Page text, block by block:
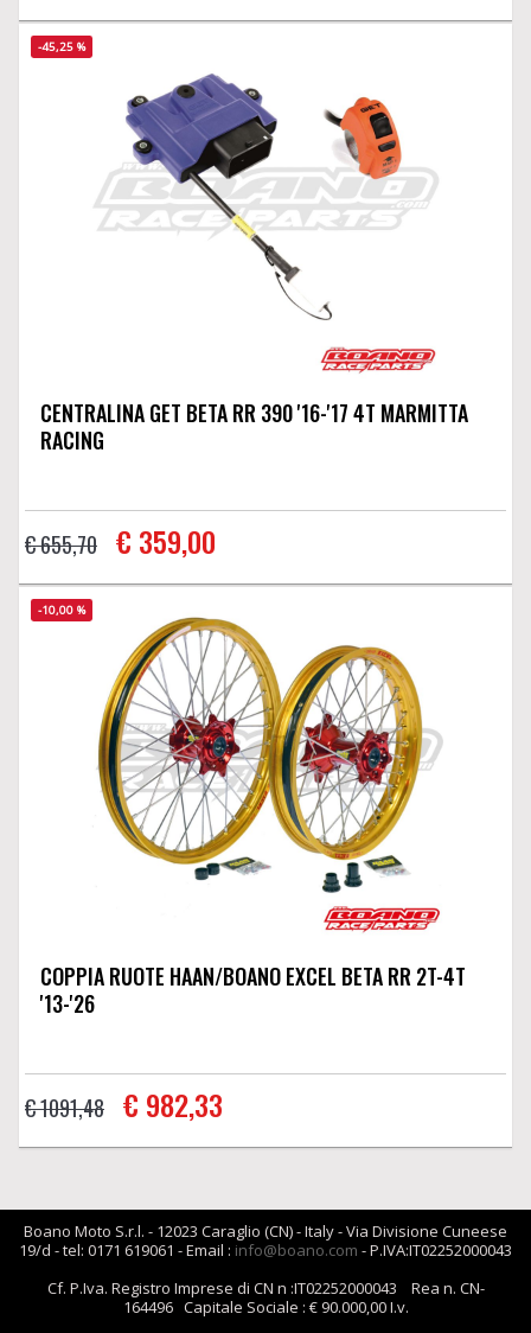
-45,25 %
CENTRALINA GET BETA RR 390 '16-'17 4T MARMITTA
RACING
€ 655,70 € 359,00
-10,00 %
COPPIA RUOTE HAAN/BOANO EXCEL BETA RR 2T-4T
'13-'26
€ 1091,48 € 982,33
Boano Moto S.r.l. - 12023 Caraglio (CN) - Italy - Via Divisione Cuneese
19/d - tel: 0171 619061 - Email : info@boano.com - P.IVA:IT02252000043
Cf. P.Iva. Registro Imprese di CN n :IT02252000043 Rea n. CN-
164496 Capitale Sociale : € 90.000,00 I.v.